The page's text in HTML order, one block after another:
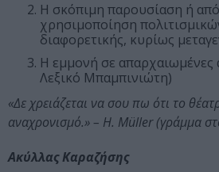
Η σκόπιμη παρουσίαση ή
χρησιμοποίηση
διαφορετικής, κυρίως
Η εμμονή σε απαρχαιωμένες
Λεξικό Μπαμπινιώτη)
«Δε χρειάζεται να σου πω ότι το
αναχρονισμό.» – H. Müller (γράμμα
Ακύλλας Καραζήσης